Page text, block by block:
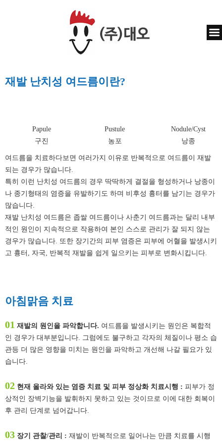
재발 난치성 여드름이란?
Papule
구진
Pustule
농포
Nodule/Cyst
낭종
여드름을 치료하다보면 여러가지 이유로 반복적으로 여드름이 재발
되는 경우가 많습니다.
특히 이런 난치성 여드름의 경우 딱딱하게 결절을 형성하거나 낭종이
나 종기형태의 염증을 유발하기도 하며 비후성 흉터를 남기는 경우가
많습니다.
재발 난치성 여드름은 좁쌀 여드름이나 사춘기 여드름과는 달리 내부
적인 원인이 지속적으로 작용하여 본인 스스로 관리가 잘 되지 않는
경우가 많습니다. 또한 장기간의 피부 염증은 피부에 어혈을 발생시키
고 흉터, 자국, 반복적 재발을 쉽게 일으키는 피부로 변화시킵니다.
아침맑음 치료
01 재발의 원인을 파악합니다. 여드름을 발생시키는 원인은 복합적
인 경우가 대부분입니다. 그럼에도 불구하고 각자의 체질이나 평소 습
관등 더 많은 영향을 미치는 원인을 파악하고 개선해 나갈 필요가 있
습니다.
02 현재 올라와 있는 염증 치료 및 피부 정상화 치료시행 : 피부가 정
상적인 장벽기능을 발휘하지 못하고 있는 것이므로 이에 대한 회복이
후 관리 단계로 넘어갑니다.
03 장기 관찰/관리 : 재발이 반복적으로 일어나는 만큼 치료를 시행